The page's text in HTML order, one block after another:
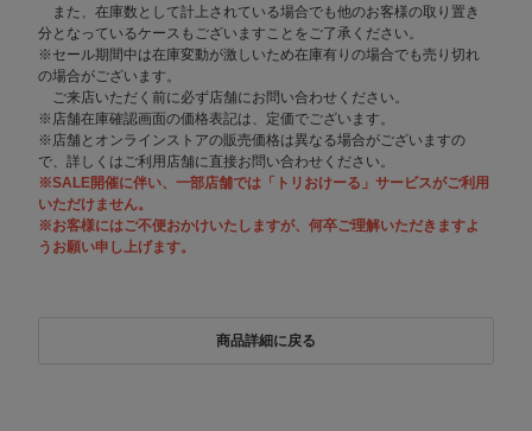
また、在庫数として計上されている場合でも他のお客様の取り置き
分となっているケースもございますことをご了承ください。
※セール期間中は在庫変動が激しいため在庫有りの場合でも売り切れ
の場合がございます。
ご来店いただく前に必ず店舗にお問い合わせください。
※店舗在庫確認画面の価格表記は、定価でございます。
※店舗とオンラインストアの販売価格は異なる場合がございますの
で、詳しくはご利用店舗に直接お問い合わせください。
※SALE開催に伴い、一部店舗では「トリおけーる」サービスがご利用
いただけません。
※お客様にはご不便おかけいたしますが、何卒ご理解いただきますよ
うお願い申し上げます。
商品詳細に戻る